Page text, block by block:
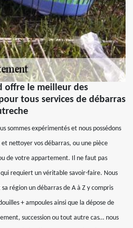
offre le meilleur des
tous services de débarras
sommes expérimentés et nous possédons
nettoyer vos débarras, ou une pièce
de votre appartement. Il ne faut pas
qui requiert un véritable savoir-faire. Nous
région un débarras de A à Z y compris
+ ampoules ainsi que la dépose de
succession ou tout autre cas… nous